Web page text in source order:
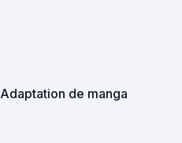
Adaptation de manga